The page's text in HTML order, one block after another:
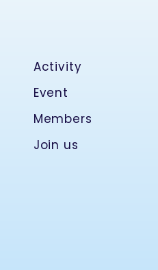
Activity
Event
Members
Join us